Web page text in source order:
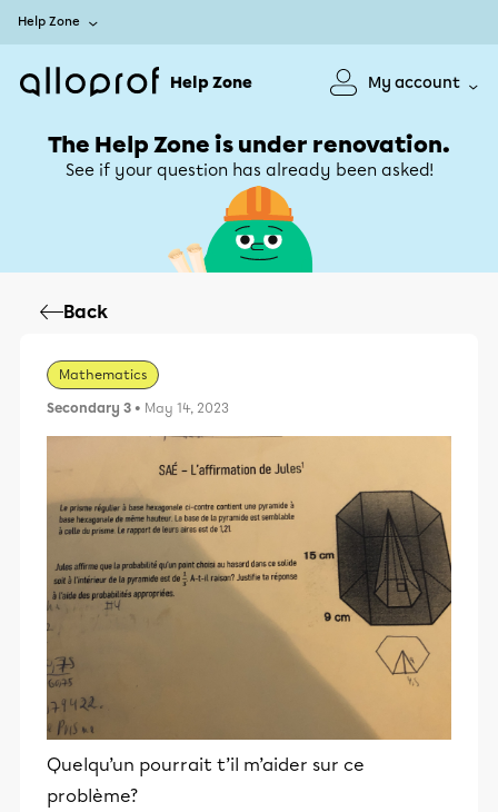
Help Zone
Help Zone My account
The Help Zone is under renovation.
See if your question has already been asked!
Back
Mathematics
Secondary 3 • May 14, 2023
Quelqu’un pourrait t’il m’aider sur ce
problème?